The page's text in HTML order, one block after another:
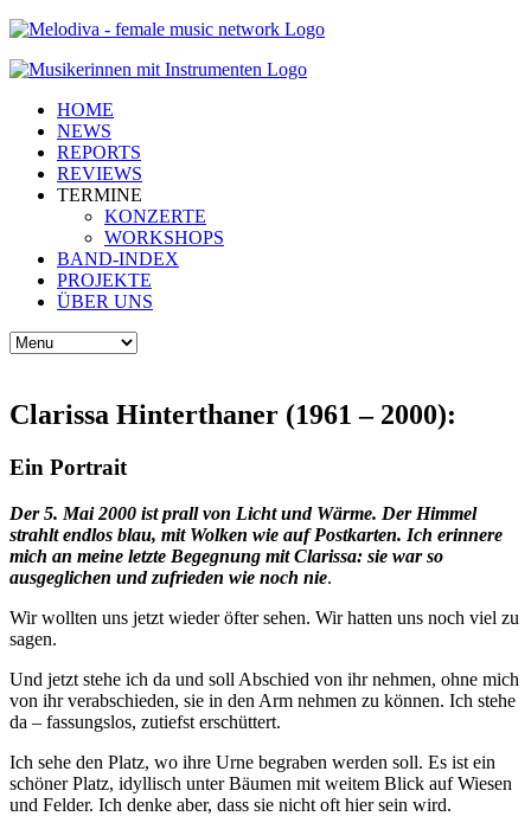
HOME
NEWS
REPORTS
REVIEWS
TERMINE
KONZERTE
WORKSHOPS
BAND-INDEX
PROJEKTE
ÜBER UNS
Clarissa Hinterthaner (1961 – 2000):
Ein Portrait
Der 5. Mai 2000 ist prall von Licht und Wärme. Der Himmel
strahlt endlos blau, mit Wolken wie auf Postkarten. Ich erinnere
mich an meine letzte Begegnung mit Clarissa: sie war so
ausgeglichen und zufrieden wie noch nie.
Wir wollten uns jetzt wieder öfter sehen. Wir hatten uns noch viel zu
sagen.
Und jetzt stehe ich da und soll Abschied von ihr nehmen, ohne mich
von ihr verabschieden, sie in den Arm nehmen zu können. Ich stehe
da – fassungslos, zutiefst erschüttert.
Ich sehe den Platz, wo ihre Urne begraben werden soll. Es ist ein
schöner Platz, idyllisch unter Bäumen mit weitem Blick auf Wiesen
und Felder. Ich denke aber, dass sie nicht oft hier sein wird.